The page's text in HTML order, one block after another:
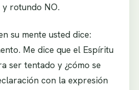
rotundo NO.
su mente usted dice:
Me dice que el Espíritu
ser tentado y ¿cómo se
con la expresión